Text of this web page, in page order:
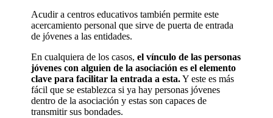
Acudir a centros educativos también permite este
acercamiento personal que sirve de puerta de entrada
de jóvenes a las entidades.
En cualquiera de los casos,el vínculo de las personas
jóvenes con alguien de la asociación es el elemento
clave para facilitar la entrada a esta.Y este es más
fácil que se establezca si ya hay personas jóvenes
dentro de la asociación y estas son capaces de
transmitir sus bondades.